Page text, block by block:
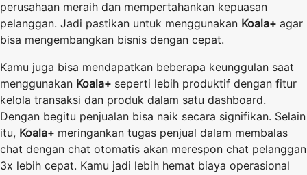
perusahaan meraih dan mempertahankan kepuasan
pelanggan. Jadi pastikan untuk menggunakan Koala+ agar
bisa mengembangkan bisnis dengan cepat.
Kamu juga bisa mendapatkan beberapa keunggulan saat
menggunakan Koala+ seperti lebih produktif dengan fitur
kelola transaksi dan produk dalam satu dashboard.
Dengan begitu penjualan bisa naik secara signifikan. Selain
itu, Koala+ meringankan tugas penjual dalam membalas
chat dengan chat otomatis akan merespon chat pelanggan
3x lebih cepat. Kamu jadi lebih hemat biaya operasional